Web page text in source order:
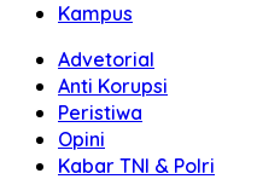
Kampus
Advetorial
Anti Korupsi
Peristiwa
Opini
Kabar TNI & Polri